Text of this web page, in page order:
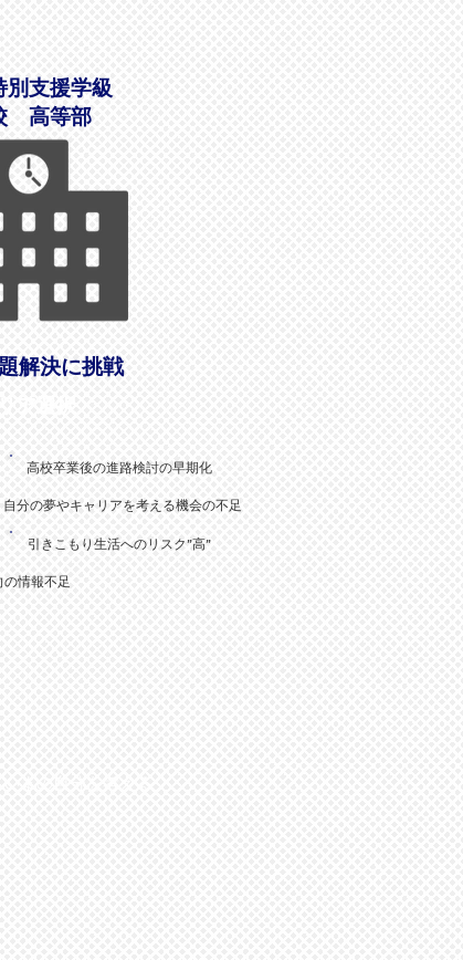
支援学級
高等部
解決に挑戦
高校卒業後の進路検討の早期化
自分の夢やキャリアを考える機会の不足
引きこもり生活へのリスク”高”
情報不足